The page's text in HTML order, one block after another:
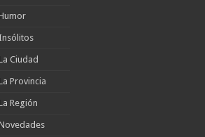
Ciudad
Provincia
Región